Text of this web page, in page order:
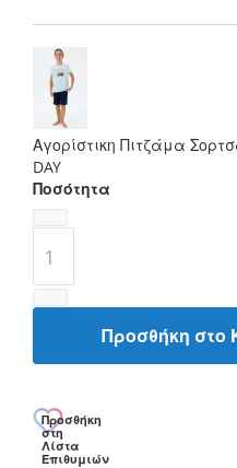
Αγορίστικη Πιτζάμα
DAY
Ποσότητα
Προσθήκη στο
Προσθήκη
στη
Λίστα
Επιθυμιών